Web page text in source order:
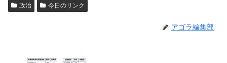
政治 今日のリンク
アゴラ編集部